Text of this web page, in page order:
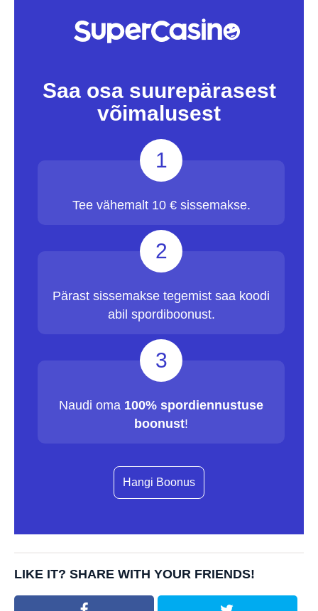
Saa osa suurepärasest
võimalusest
1
Tee vähemalt 10 € sissemakse.
2
Pärast sissemakse tegemist saa koodi
abil spordiboonust.
3
Naudi oma 100% spordiennustuse
boonust!
Hangi Boonus
LIKE IT? SHARE WITH YOUR FRIENDS!